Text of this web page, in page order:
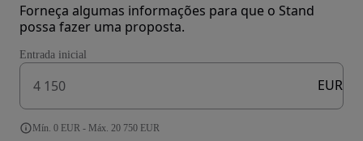
Forneça algumas informações para que o Stand
possa fazer uma proposta.
Entrada inicial
EUR
Mín. 0 EUR - Máx. 20 750 EUR